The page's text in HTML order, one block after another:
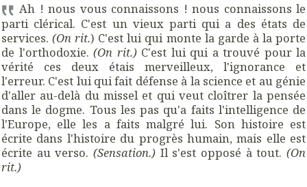
Ah ! nous vous connaissons ! nous connaissons le
parti clérical. C'est un vieux parti qui a des états de
services.(On rit.) C'est lui qui monte la garde à la porte
de l'orthodoxie. (On rit.)C'est lui qui a trouvé pour la
vérité ces deux étais merveilleux, l'ignorance et
l'erreur. C'est lui qui fait défense à la science et au génie
d'aller au-delà du missel et qui veut cloîtrer la pensée
dans le dogme. Tous les pas qu'a faits l'intelligence de
l'Europe, elle les a faits malgré lui. Son histoire est
écrite dans l'histoire du progrès humain, mais elle est
écrite au verso. (Sensation.) Il s'est opposé à tout. (On
rit.)